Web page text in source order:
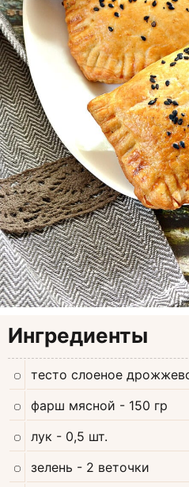
Ингредиенты
тесто слоеное
фарш мясной - 150 гр
лук - 0,5 шт.
зелень - 2 веточки